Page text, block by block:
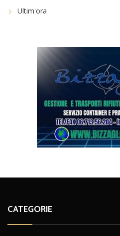
Ultim'ora
CATEGORIE